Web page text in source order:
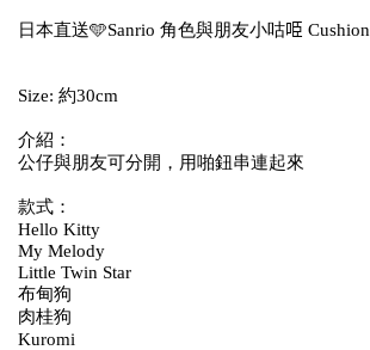
日本直送🩵Sanrio 角色與朋友小咕𠱸 Cushion
Size: 約30cm
介紹：
公仔與朋友可分開，用啪鈕串連起來
款式：
Hello Kitty
My Melody
Little Twin Star
布甸狗
肉桂狗
Kuromi